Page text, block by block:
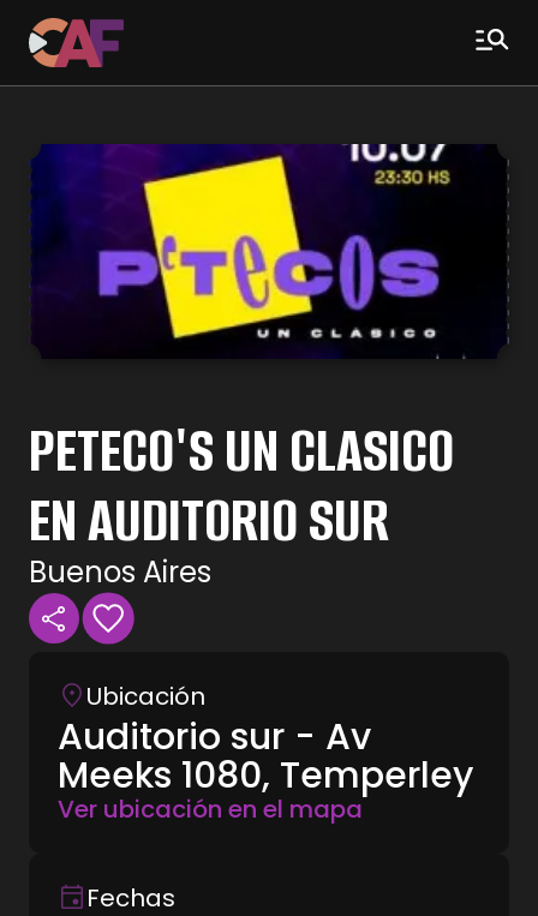
PETECO'S UN CLASICO
EN AUDITORIO SUR
Buenos Aires
Ubicación
Auditorio sur - Av
Meeks 1080, Temperley
Ver ubicación en el mapa
Fechas